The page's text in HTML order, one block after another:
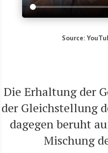
Source:
Die Erhal­tung der
der Gleich­stel­lung
dage­gen beruht
Mischung